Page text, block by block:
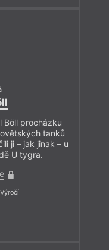
Böll procházku
tanků
ji – jak jinak – u
U tygra.